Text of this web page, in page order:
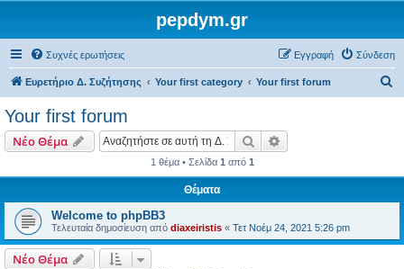
pepdym.gr
Συχνές ερωτήσεις Σύνδεση
Εγγραφή
Ευρετήριο Δ. Συζήτησης Your first category Your first forum
Your first forum
Νέο Θέμα Αναζήτηση
1 θέμα • Σελίδα 1 από 1
Θέματα
Welcome to phpBB3
Τελευταία δημοσίευση από diaxeiristis « Τετ Νοέμ 24, 2021 5:26 pm
Νέο Θέμα